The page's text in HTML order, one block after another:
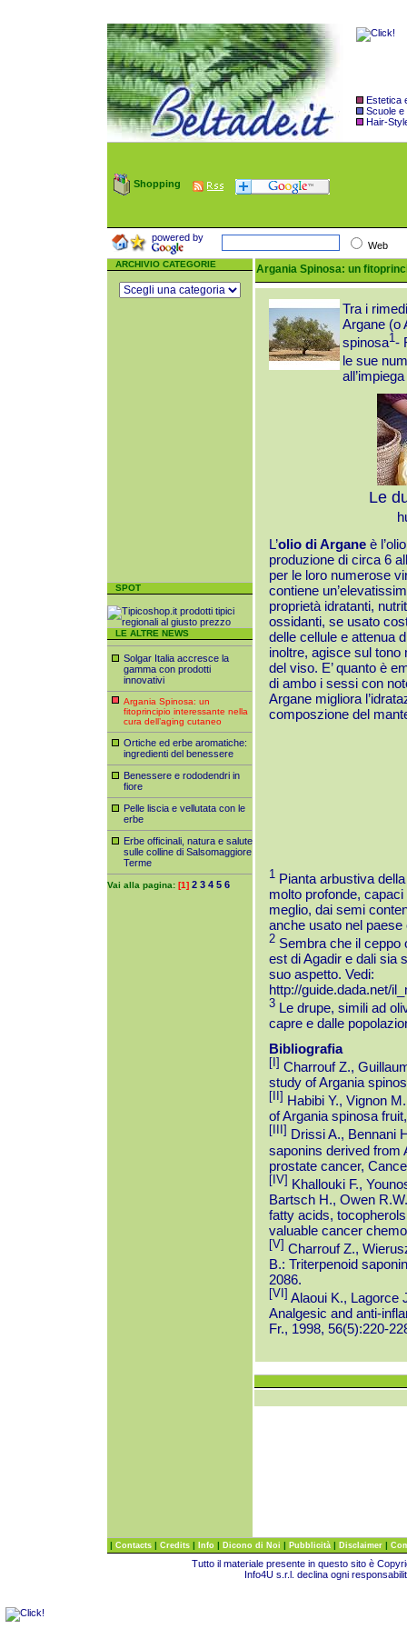
Estetica
Scuole e
Hair-
Shopping
powered by
Web
ARCHIVIO CATEGORIE
SPOT
LE ALTRE NEWS
Solgar Italia accresce la
gamma con prodotti
innovativi
Argania Spinosa: un
fitoprincipio interessante nella
cura dell’aging cutaneo
Ortiche ed erbe aromatiche:
ingredienti del benessere
Benessere e rododendri in
fiore
Pelle liscia e vellutata con le
erbe
Erbe officinali, natura e salute
sulle colline di Salsomaggiore
Terme
Vai alla pagina: [1] 2 3 4 5 6
Argania Spinosa: un
Tra i
Argane (o
spinosa1-
le sue
Le
L’olio di Argane è
produzione di circa 6
per le loro numerose
contiene
proprietà idratanti,
ossidanti, se usato
delle cellule e attenua
inoltre, agisce sul
del viso. E’ quanto è
di ambo i sessi con
Argane migliora
composzione del
1 Pianta arbustiva
molto profonde,
meglio, dai semi
anche usato nel
2 Sembra che il ceppo
est di Agadir e dali sia
suo aspetto. Vedi:
http://guide.dada.net/
3 Le drupe, simili ad
capre e dalle
Bibliografia
Charrouf Z.,
study of Argania
Habibi Y., Vignon
of Argania spinosa
Drissi A., Bennani
saponins derived from
prostate cancer,
[IV] Khallouki F.,
Bartsch H., Owen
fatty acids,
valuable cancer
[V] Charrouf Z.,
B.: Triterpenoid
2086.
[VI] Alaoui K., Lagorce
Analgesic and anti-
Fr., 1998, 56(5):220-
| Contacts | Credits | Info | Dicono di Noi | Pubblicità | Disclaimer |
Tutto il materiale presente in questo sito è
Info4U s.r.l. declina ogni